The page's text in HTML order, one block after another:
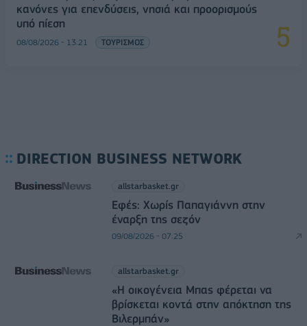
κανόνες για επενδύσεις, νησιά και προορισμούς
υπό πίεση
08/08/2026 - 13:21 ΤΟΥΡΙΣΜΟΣ
DIRECTION BUSINESS NETWORK
allstarbasket.gr
Εφές: Χωρίς Παπαγιάννη στην
έναρξη της σεζόν
09/08/2026 - 07:25
allstarbasket.gr
«Η οικογένεια Μπας φέρεται να
βρίσκεται κοντά στην απόκτηση της
Βιλερμπάν»